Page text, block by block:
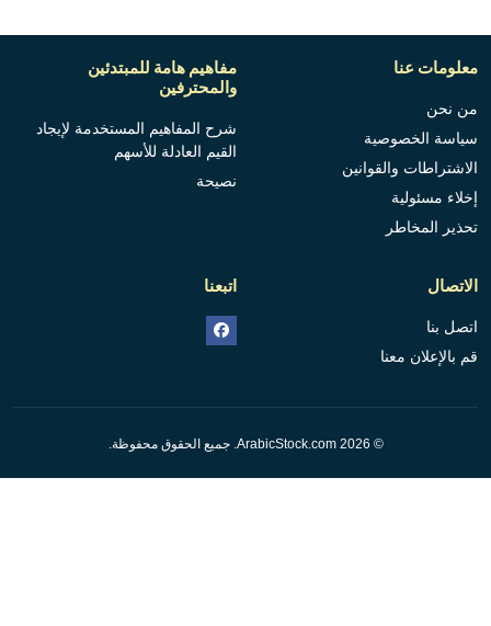
معلومات عنا
من نحن
سياسة الخصوصية
الاشتراطات والقوانين
إخلاء مسئولية
تحذير المخاطر
مفاهيم هامة للمبتدئين
والمحترفين
شرح المفاهيم المستخدمة لإيجاد
القيم العادلة للأسهم
نصيحة
الاتصال
اتصل بنا
قم بالإعلان معنا
اتبعنا
© 2026 ArabicStock.com. جميع الحقوق محفوظة.